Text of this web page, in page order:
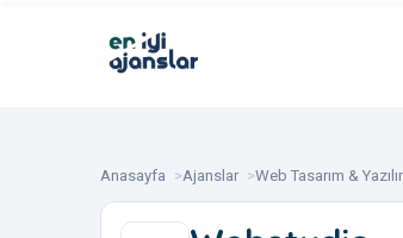
Anasayfa Ajanslar Web Tasarım &